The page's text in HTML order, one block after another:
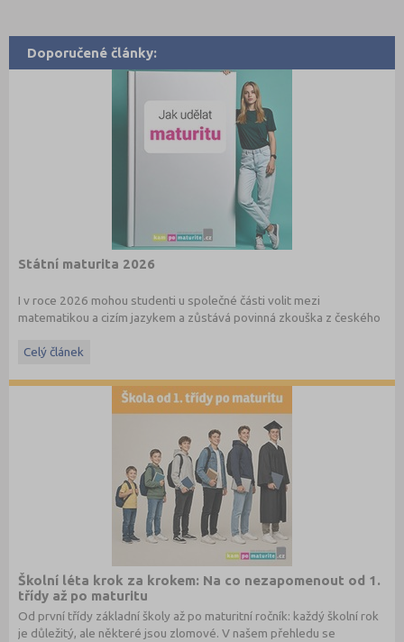
Doporučené články:
Státní maturita 2026
I v roce 2026 mohou studenti u společné části volit mezi
matematikou a cizím jazykem a zůstává povinná zkouška z českého
informacemi.
Celý článek
Školní léta krok za krokem: Na co nezapomenout od 1.
třídy až po maturitu
Od první třídy základní školy až po maturitní ročník: každý školní rok
je důležitý, ale některé jsou zlomové. V našem přehledu se